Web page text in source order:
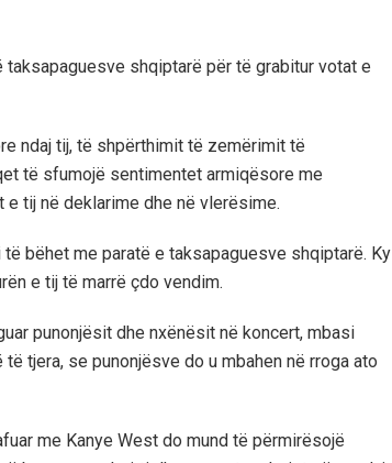
taksapaguesve shqiptarë për të grabitur votat e
ndaj tij, të shpërthimit të zemërimit të
të sfumojë sentimentet armiqësore me
e tij në deklarime dhe në vlerësime.
bëhet me paratë e taksapaguesve shqiptarë. Ky
e tij të marrë çdo vendim.
punonjësit dhe nxënësit në koncert, mbasi
tjera, se punonjësve do u mbahen në rroga ato
me Kanye West do mund të përmirësojë